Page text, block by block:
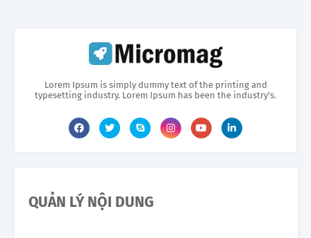
Lorem Ipsum is simply dummy text of the printing and
typesetting industry. Lorem Ipsum has been the industry's.
QUẢN LÝ NỘI DUNG